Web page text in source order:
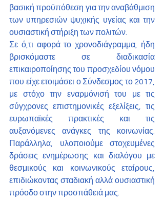
βασική προϋπόθεση για την αναβάθμιση
των υπηρεσιών ψυχικής υγείας και την
ουσιαστική στήριξη των πολιτών.
Σε ό,τι αφορά το χρονοδιάγραμμα, ήδη
βρισκόμαστε σε διαδικασία
επικαιροποίησης του προσχεδίου νόμου
που είχε ετοιμάσει ο Σύνδεσμος το 2017,
με στόχο την εναρμόνισή του με τις
σύγχρονες επιστημονικές εξελίξεις, τις
ευρωπαϊκές πρακτικές και τις
αυξανόμενες ανάγκες της κοινωνίας.
Παράλληλα, υλοποιούμε στοχευμένες
δράσεις ενημέρωσης και διαλόγου με
θεσμικούς και κοινωνικούς εταίρους,
επιδιώκοντας σταδιακή αλλά ουσιαστική
πρόοδο στην προσπάθειά μας.